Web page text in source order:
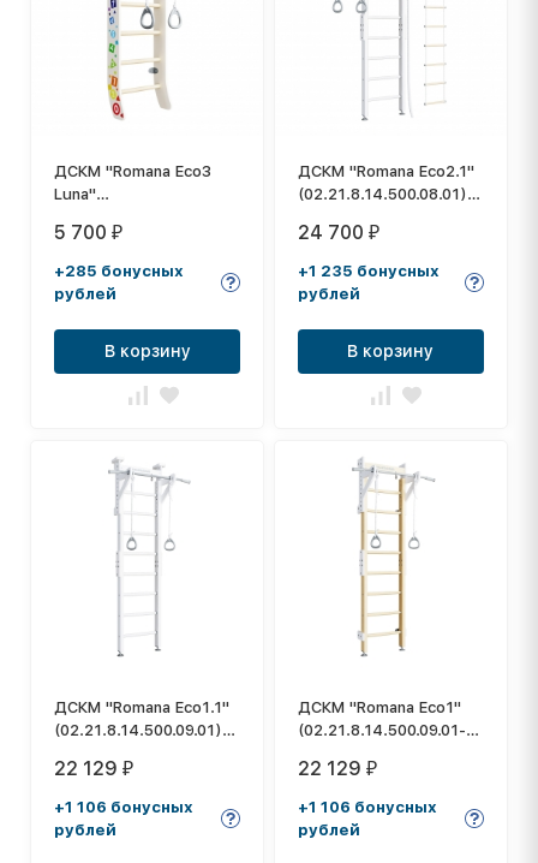
ДСКМ "Romana Eco3
Luna"
кремовый
5 700₽
+285 бонусных
рублей
В корзину
ДСКМ "Romana Eco2.1"
(02.21.8.14.500.08.01)
24 700₽
+1 235 бонусных
рублей
В корзину
ДСКМ "Romana Eco1.1"
(02.21.8.14.500.09.01)
22 129₽
+1 106 бонусных
рублей
ДСКМ "Romana Eco1"
(02.21.8.14.500.09.01-
22 129₽
+1 106 бонусных
рублей